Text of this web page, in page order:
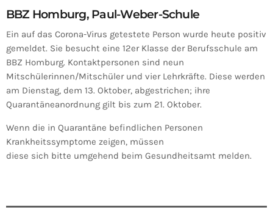
BBZ Homburg, Paul-Weber-Schule
Ein auf das Corona-Virus getestete Person wurde heute positiv
gemeldet. Sie besucht eine 12er Klasse der Berufsschule am
BBZ Homburg. Kontaktpersonen sind neun
Mitschülerinnen/Mitschüler und vier Lehrkräfte. Diese werden
am Dienstag, dem 13. Oktober, abgestrichen; ihre
Quarantäneanordnung gilt bis zum 21. Oktober.
Wenn die in Quarantäne befindlichen Personen
Krankheitssymptome zeigen, müssen
diese sich bitte umgehend beim Gesundheitsamt melden.